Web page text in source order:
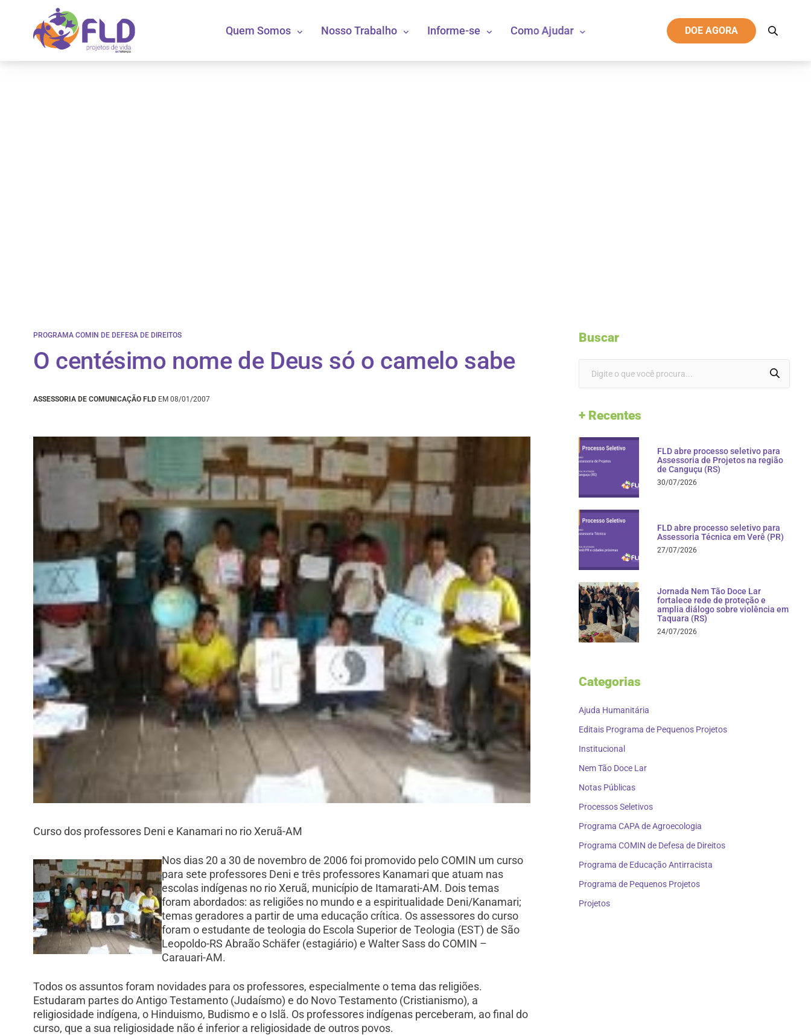
Quem Somos Nosso Trabalho Informe-se Como Ajudar DOE AGORA
PROGRAMA COMIN DE DEFESA DE DIREITOS
O centésimo nome de Deus só o camelo sabe
ASSESSORIA DE COMUNICAÇÃO FLD EM 08/01/2007
Curso dos professores Deni e Kanamari no rio Xeruã-AM
Nos dias 20 a 30 de novembro de 2006 foi promovido pelo COMIN um curso
para sete professores Deni e três professores Kanamari que atuam nas
escolas indígenas no rio Xeruã, município de Itamarati-AM. Dois temas
foram abordados: as religiões no mundo e a espiritualidade Deni/Kanamari;
temas geradores a partir de uma educação crítica. Os assessores do curso
foram o estudante de teologia do Escola Superior de Teologia (EST) de São
Leopoldo-RS Abraão Schäfer (estagiário) e Walter Sass do COMIN –
Carauari-AM.
Todos os assuntos foram novidades para os professores, especialmente o tema das religiões.
Estudaram partes do Antigo Testamento (Judaísmo) e do Novo Testamento (Cristianismo), a
religiosidade indígena, o Hinduismo, Budismo e o Islã. Os professores indígenas perceberam, ao final do
curso, que a sua religiosidade não é inferior a religiosidade de outros povos.
Buscar
+ Recentes
FLD abre processo seletivo para
Assessoria de Projetos na região
de Canguçu (RS)
30/07/2026
FLD abre processo seletivo para
Assessoria Técnica em Verê (PR)
27/07/2026
Jornada Nem Tão Doce Lar
fortalece rede de proteção e
amplia diálogo sobre violência em
Taquara (RS)
24/07/2026
Categorias
Ajuda Humanitária
Editais Programa de Pequenos Projetos
Institucional
Nem Tão Doce Lar
Notas Públicas
Processos Seletivos
Programa CAPA de Agroecologia
Programa COMIN de Defesa de Direitos
Programa de Educação Antirracista
Programa de Pequenos Projetos
Projetos